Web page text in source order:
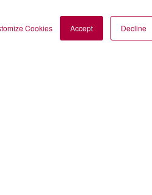
Cookies Accept Decline